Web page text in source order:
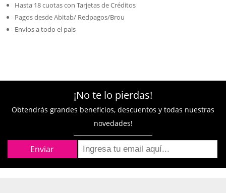
Hasta 18 cuotas con Tarjetas de Créditos
Pagos desde Abitab/ Redpagos/Brou
Envios a todo el pais
¡No te lo pierdas!
Obtendrás grandes beneficios, descuentos y todas nuestras
novedades!